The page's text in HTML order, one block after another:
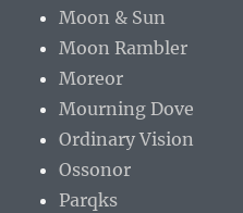
Moon & Sun
Moon Rambler
Moreor
Mourning Dove
Ordinary Vision
Ossonor
Parqks